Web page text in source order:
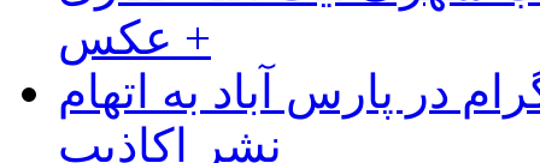
+ عکس
در پارس آباد به اتهام
نشر اکاذیب